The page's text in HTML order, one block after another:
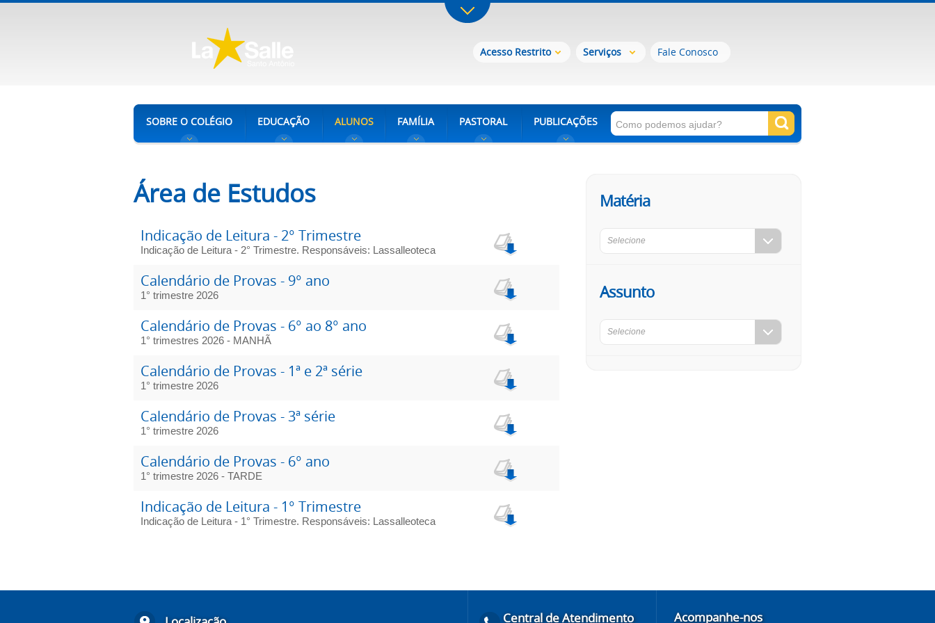
Acesso Restrito Serviços Fale Conosco
SOBRE O COLÉGIO EDUCAÇÃO ALUNOS FAMÍLIA PASTORAL PUBLICAÇÕES
Área de Estudos
Indicação de Leitura - 2° Trimestre
Indicação de Leitura - 2° Trimestre. Responsáveis: Lassalleoteca
Calendário de Provas - 9° ano
1° trimestre 2026
Calendário de Provas - 6° ao 8° ano
1° trimestres 2026 - MANHÃ
Calendário de Provas - 1ª e 2ª série
1° trimestre 2026
Calendário de Provas - 3ª série
1° trimestre 2026
Calendário de Provas - 6° ano
1° trimestre 2026 - TARDE
Indicação de Leitura - 1° Trimestre
Indicação de Leitura - 1° Trimestre. Responsáveis: Lassalleoteca
Matéria
Selecione
Assunto
Selecione
Central de Atendimento Acompanhe-nos